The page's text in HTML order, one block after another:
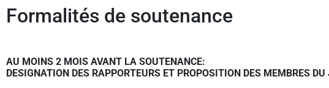
Formalités de soutenance
AU MOINS 2 MOIS AVANT LA SOUTENANCE:
DESIGNATION DES RAPPORTEURS ET PROPOSITION DES MEMBRES DU